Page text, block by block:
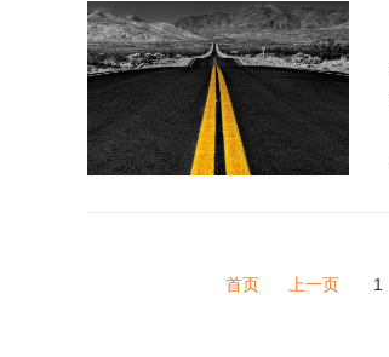
首页 上一页 1